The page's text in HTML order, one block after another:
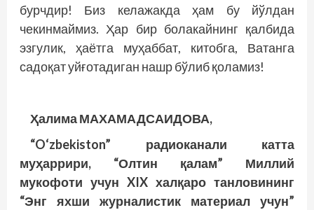
бурчдир! Биз келажакда ҳам бу йўлдан
чекинмаймиз. Ҳар бир болакайнинг қалбида
эзгулик, ҳаётга муҳаббат, китобга, Ватанга
садоқат уйғотадиган нашр бўлиб қоламиз!
Ҳалима МАХАМАДСАИДОВА,
“O‘zbekiston” радиоканали катта
муҳаррири, “Олтин қалам” Миллий
мукофоти учун XIX халқаро танловининг
“Энг яхши журналистик материал учун”